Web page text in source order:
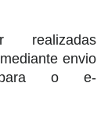
realizadas
envio
para o e-